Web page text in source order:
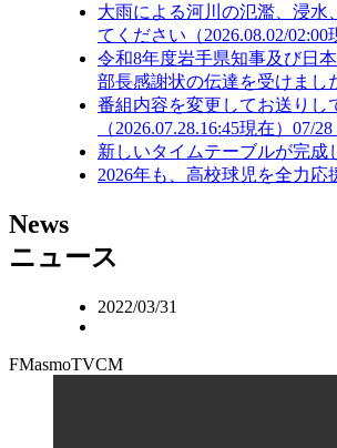
大雨による河川の氾濫、浸水
てください（2026.08.02/02:00
令和8年度岩手県知事及び日
部長感謝状の伝達を受けまし
番組内容を変更してお送りし
（2026.07.28.16:45現在） 07/28
新しいタイムテーブルが完成
2026年も、高校球児を全力応
News
ニュース
2022/03/31
FMasmoTVCM